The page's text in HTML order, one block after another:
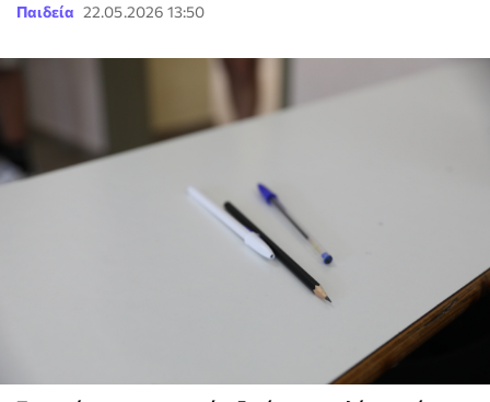
Παιδεία 22.05.2026 13:50